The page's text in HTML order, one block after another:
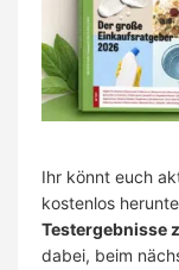
Ihr könnt euch
kostenlos
Testergebnisse
dabei, beim